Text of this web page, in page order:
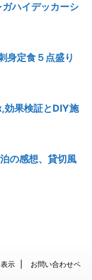
ハイデッカーシ
身定食５点盛り
効果検証とDIY施
の感想、貸切風
示
お問い合わせペ